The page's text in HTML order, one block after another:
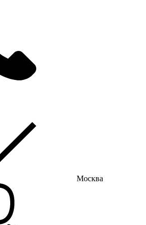
Москва